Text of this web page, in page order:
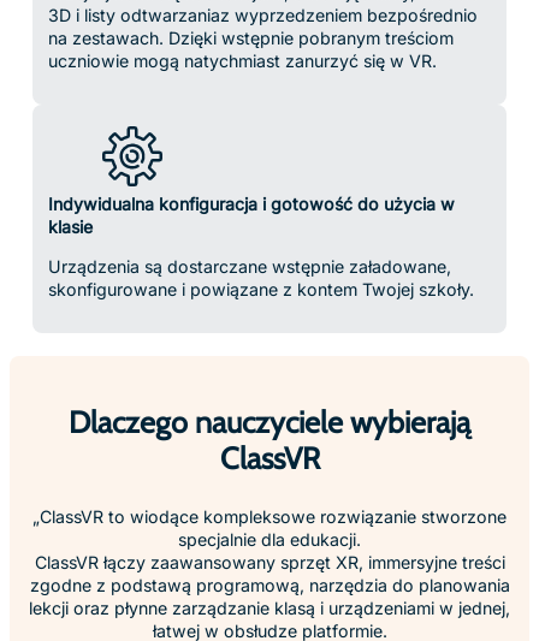
W porównaniu z uczniami uczonymi przy użyciu bardziej
4x
4x
Szybsze przyswajanie wiedzy